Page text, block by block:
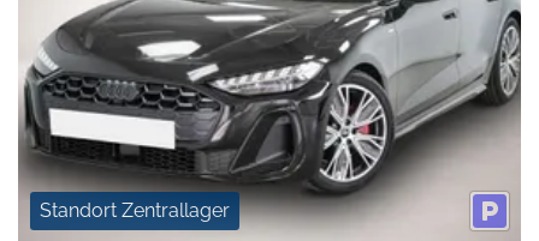
Standort Zentrallager